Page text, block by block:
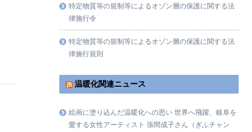
特定物質等の規制等によるオゾン層の保護に関する法
律施行令
特定物質等の規制等によるオゾン層の保護に関する法
律施行規則
温暖化関連ニュース
絵画に塗り込んだ温暖化への思い 世界へ飛躍、岐阜を
愛する女性アーティスト 張間成子さん（ぎふチャン